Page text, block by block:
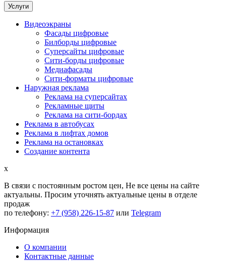
Услуги
Видеоэкраны
Фасады цифровые
Билборды цифровые
Суперсайты цифровые
Сити-борды цифровые
Медиафасады
Сити-форматы цифровые
Наружная реклама
Реклама на суперсайтах
Рекламные щиты
Реклама на сити-бордах
Реклама в автобусах
Реклама в лифтах домов
Реклама на остановках
Создание контента
x
В связи с постоянным ростом цен, Не все цены на сайте
актуальны. Просим уточнять актуальные цены в отделе
продаж
по телефону: +7 (958) 226-15-87 или Telegram
Информация
О компании
Контактные данные